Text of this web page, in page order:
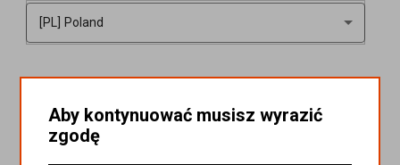
Aby kontynuować musisz wyrazić
zgodę